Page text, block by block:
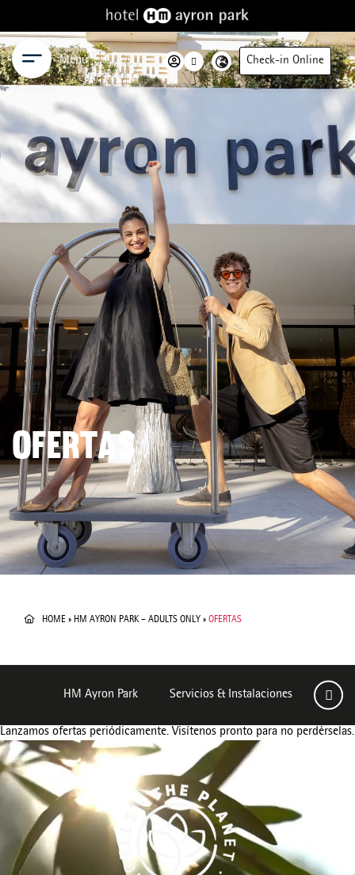
Menú Check-in Online
OFERTAS
HOME » HM AYRON PARK – ADULTS ONLY » OFERTAS
HM Ayron Park Servicios & Instalaciones
Lanzamos ofertas periódicamente. Visítenos pronto para no perdérselas.